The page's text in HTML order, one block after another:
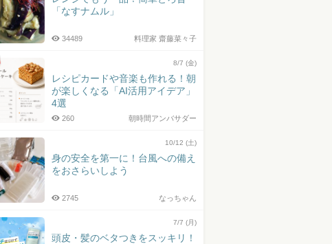
「なすナムル」
料理家 齋藤菜々子
34489
8/7 (金)
レシピカードや音楽も作れる！朝
が楽しくなる「AI活用アイデア」
4選
朝時間アンバサダー
260
10/12 (土)
身の安全を第一に！台風への備え
をおさらいしよう
なっちゃん
2745
7/7 (月)
頭皮・髪のベタつきをスッキリ！